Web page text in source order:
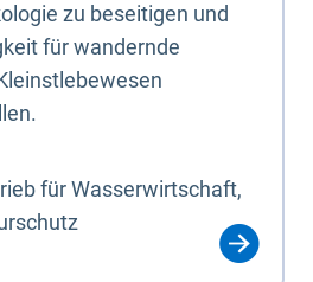
zu beseitigen und
für wandernde
für Wasserwirtschaft,